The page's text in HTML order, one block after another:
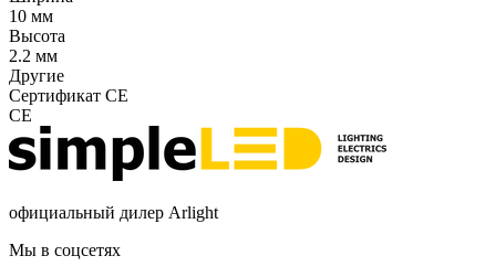
10 мм
Высота
2.2 мм
Другие
Сертификат CE
CE
официальный дилер Arlight
Мы в соцсетях